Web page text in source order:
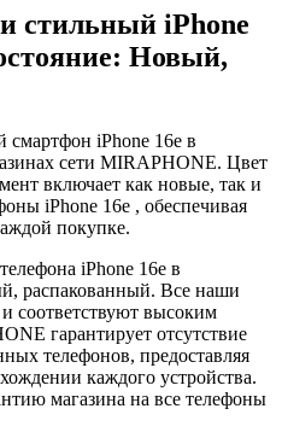
стильный iPhone
Новый,
смартфон iPhone 16e в
сети MIRAPHONE. Цвет
включает как новые, так и
iPhone 16e , обеспечивая
покупке.
iPhone 16e в
распакованный. Все наши
соответствуют высоким
гарантирует отсутствие
телефонов, предоставляя
каждого устройства.
магазина на все телефоны